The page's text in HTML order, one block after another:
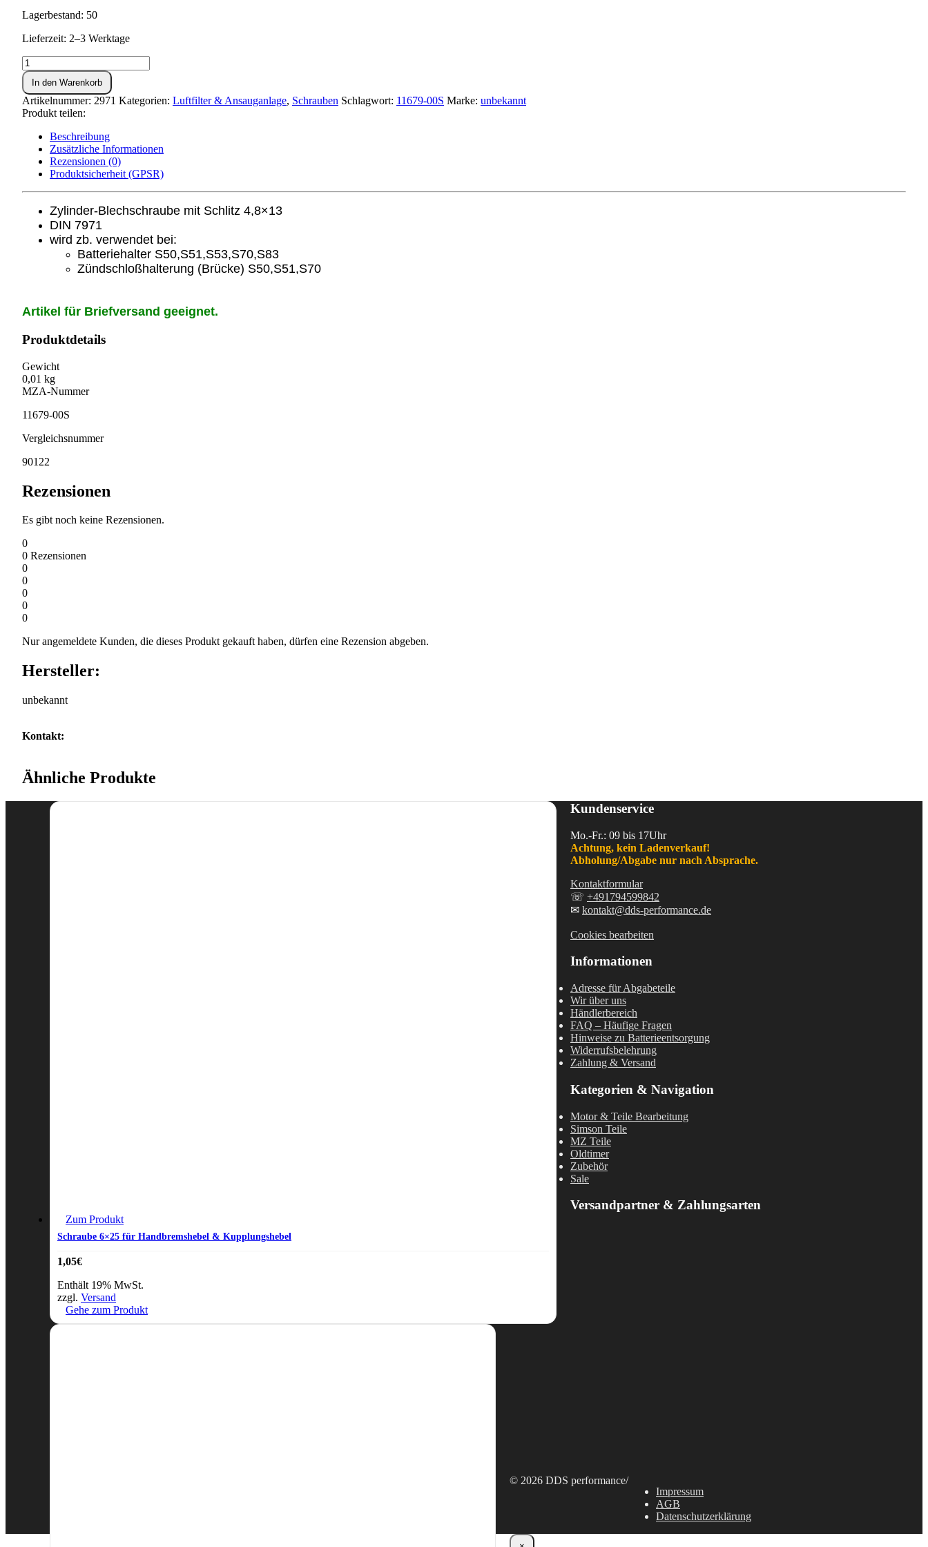
Lagerbestand: 50
Lieferzeit: 2–3 Werktage
Blechschraube
4,2x9,5
DIN
7971
Menge
In den Warenkorb
Artikelnummer: 2971 Kategorien: Luftfilter & Ansauganlage, Schrauben Schlagwort: 11679-00S Marke: unbekannt
Produkt teilen:
Beschreibung
Zusätzliche Informationen
Rezensionen (0)
Produktsicherheit (GPSR)
Zylinder-Blechschraube mit Schlitz 4,8×13
DIN 7971
wird zb. verwendet bei:
Batteriehalter S50,S51,S53,S70,S83
Zündschloßhalterung (Brücke) S50,S51,S70
Artikel für Briefversand geeignet.
Produktdetails
Gewicht
0,01 kg
MZA-Nummer
11679-00S
Vergleichsnummer
90122
Rezensionen
Es gibt noch keine Rezensionen.
0
0 Rezensionen
0
0
0
0
0
Nur angemeldete Kunden, die dieses Produkt gekauft haben, dürfen eine Rezension abgeben.
Hersteller:
unbekannt
Kontakt:
Ähnliche Produkte
Zum Produkt
Schraube 6×25 für Handbremshebel & Kupplungshebel
1,05€
Enthält 19% MwSt.
zzgl. Versand
Gehe zum Produkt
Kundenservice
Mo.-Fr.: 09 bis 17Uhr
Achtung, kein Ladenverkauf!
Abholung/Abgabe nur nach Absprache.
Kontaktformular
☏ +491794599842
✉ kontakt@dds-performance.de
Cookies bearbeiten
Informationen
Adresse für Abgabeteile
Wir über uns
Händlerbereich
FAQ – Häufige Fragen
Hinweise zu Batterieentsorgung
Widerrufsbelehrung
Zahlung & Versand
Kategorien & Navigation
Motor & Teile Bearbeitung
Simson Teile
MZ Teile
Oldtimer
Zubehör
Sale
Versandpartner & Zahlungsarten
© 2026 DDS performance/
Impressum
AGB
Datenschutzerklärung